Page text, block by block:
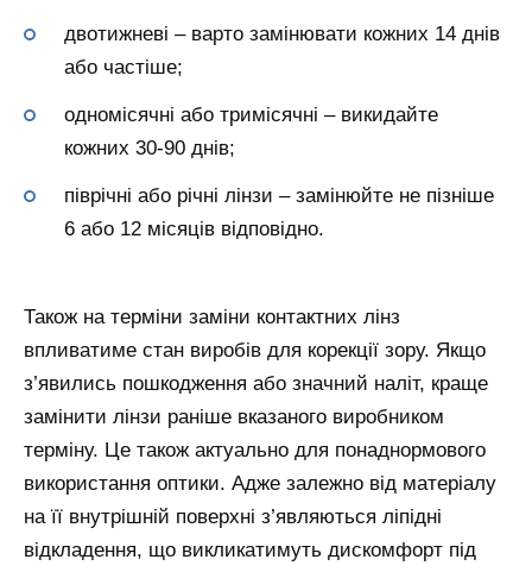
двотижневі – варто замінювати кожних 14 днів
або частіше;
одномісячні або тримісячні – викидайте
кожних 30-90 днів;
піврічні або річні лінзи – замінюйте не пізніше
6 або 12 місяців відповідно.
Також на терміни заміни контактних лінз
впливатиме стан виробів для корекції зору. Якщо
з’явились пошкодження або значний наліт, краще
замінити лінзи раніше вказаного виробником
терміну. Це також актуально для понаднормового
використання оптики. Адже залежно від матеріалу
на її внутрішній поверхні з’являються ліпідні
відкладення, що викликатимуть дискомфорт під